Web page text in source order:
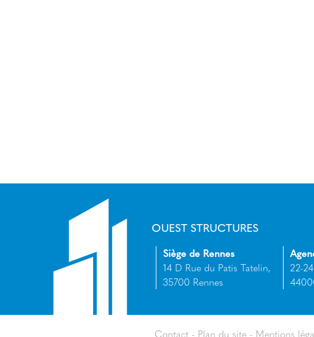
OUEST STRUCTURES
Siège de Rennes
14 D Rue du Patis Tatelin,
35700 Rennes
22-
Contact Plan du site Mentions